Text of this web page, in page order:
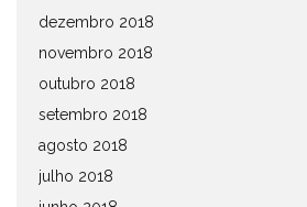
dezembro 2018
novembro 2018
outubro 2018
setembro 2018
agosto 2018
julho 2018